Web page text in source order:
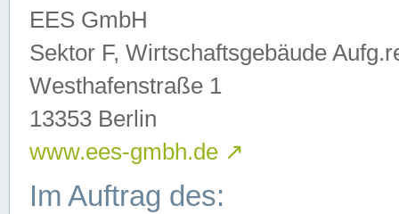
EES GmbH
Sektor F, Wirtschaftsgebäude
Westhafenstraße 1
13353 Berlin
www.ees-gmbh.de ↗
Im Auftrag des: